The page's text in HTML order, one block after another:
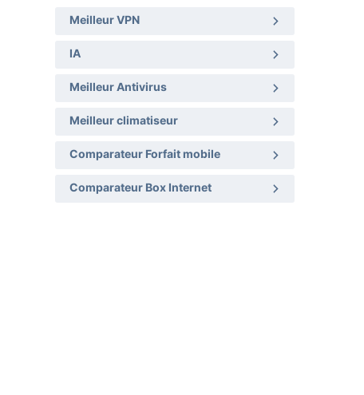
Meilleur VPN
IA
Meilleur Antivirus
Meilleur climatiseur
Comparateur Forfait mobile
Comparateur Box Internet